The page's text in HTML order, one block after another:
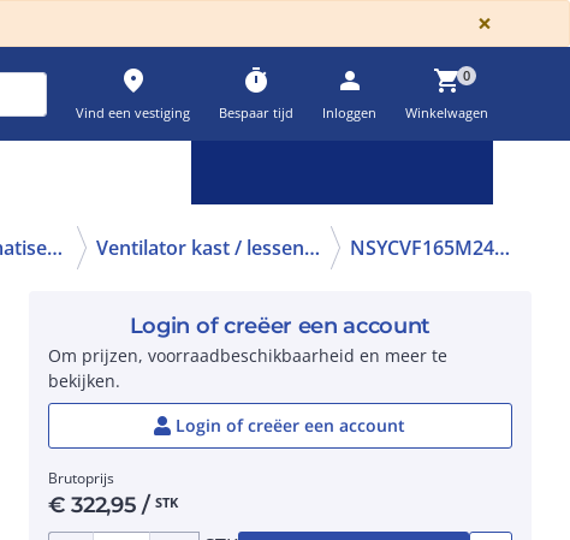
×
place
Vind een vestiging
timer
Bespaar tijd
person
Inloggen
shopping_cart0
Winkelwagen
Kast / lessenaar klimatisering Ventilator kast / lessenaar NSYCVF165M24DPF
Login of creëer een account
Om prijzen, voorraadbeschikbaarheid en meer te
bekijken.
Login of creëer een account
Brutoprijs
€322,95 / STK